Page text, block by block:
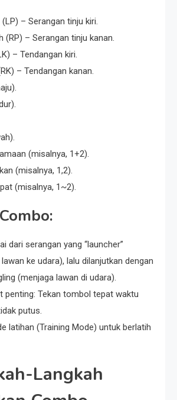
– Serangan tinju kiri.
(RP) – Serangan tinju kanan.
– Tendangan kiri.
– Tendangan kanan.
(misalnya, 1+2).
(misalnya, 1,2).
(misalnya, 1~2).
dari serangan yang “launcher”
ke udara), lalu dilanjutkan dengan
(menjaga lawan di udara).
penting: Tekan tombol tepat waktu
putus.
latihan (Training Mode) untuk berlatih
Langkah